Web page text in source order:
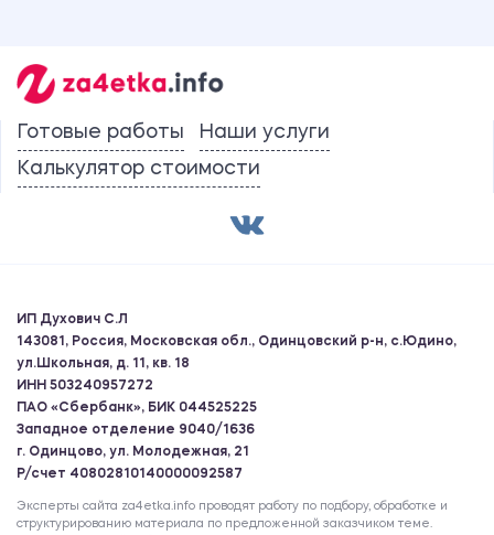
Готовые работы
Наши услуги
Калькулятор стоимости
ИП Духович С.Л
143081, Россия, Московская обл., Одинцовский р-н, с.Юдино,
ул.Школьная, д. 11, кв. 18
ИНН 503240957272
ПАО «Сбербанк», БИК 044525225
Западное отделение 9040/1636
г. Одинцово, ул. Молодежная, 21
Р/счет 40802810140000092587
Эксперты сайта za4etka.info проводят работу по подбору, обработке и
структурированию материала по предложенной заказчиком теме.